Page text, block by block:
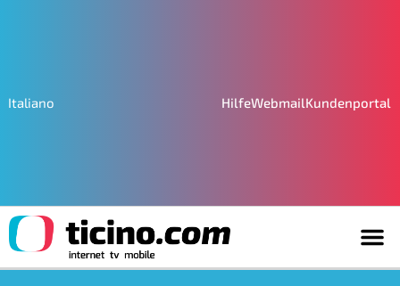
Italiano HilfeWebmailKundenportal